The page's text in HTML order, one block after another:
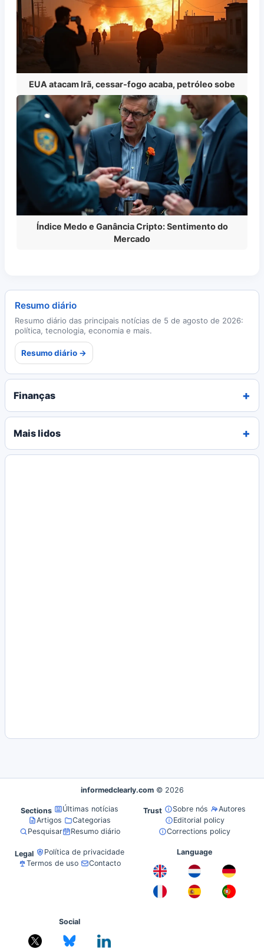
EUA atacam Irã, cessar-fogo acaba, petróleo sobe
Índice Medo e Ganância Cripto: Sentimento do
Mercado
Resumo diário
Resumo diário das principais notícias de 5 de agosto de 2026:
política, tecnologia, economia e mais.
Resumo diário →
Finanças
Mais lidos
informedclearly.com © 2026
Sections
Últimas notícias
Artigos
Categorias
Pesquisar
Resumo diário
Trust Sobre nós
Autores
Editorial policy
Corrections policy
Legal
Política de privacidade
Termos de uso
Contacto
Language
Social